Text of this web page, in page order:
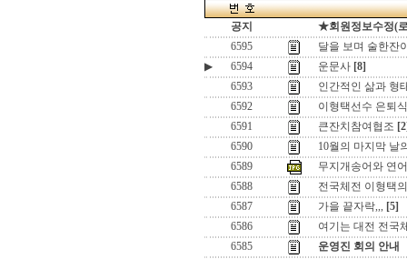
공지
★회원정보수정(
6595
달을 보며 술한잔
▶
6594 운문사 [8]
6593
인간적인 삶과 형
6592
이형택선수 은퇴
6591
큰잔치참여협조
6590
10월의 마지막 날
6589
무지개송어와 연어
6588
전국체전 이형택
6587
가을 끝자락,,, [5]
6586
여기는 대전 전국
6585
운영진 회의 안내